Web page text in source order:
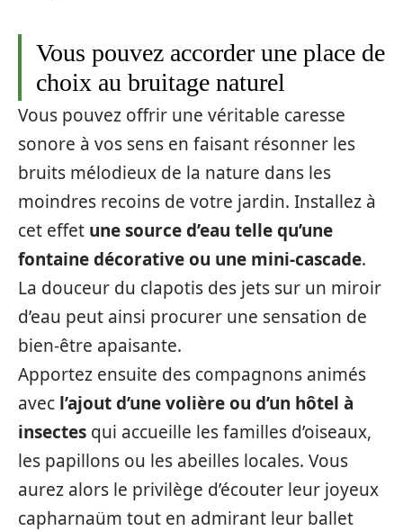
Vous pouvez accorder une place de
choix au bruitage naturel
Vous pouvez offrir une véritable caresse
sonore à vos sens en faisant résonner les
bruits mélodieux de la nature dans les
moindres recoins de votre jardin. Installez à
cet effet une source d’eau telle qu’une
fontaine décorative ou une mini-cascade.
La douceur du clapotis des jets sur un miroir
d’eau peut ainsi procurer une sensation de
bien-être apaisante.
Apportez ensuite des compagnons animés
avec l’ajout d’une volière ou d’un hôtel à
insectes qui accueille les familles d’oiseaux,
les papillons ou les abeilles locales. Vous
aurez alors le privilège d’écouter leur joyeux
capharnaüm tout en admirant leur ballet